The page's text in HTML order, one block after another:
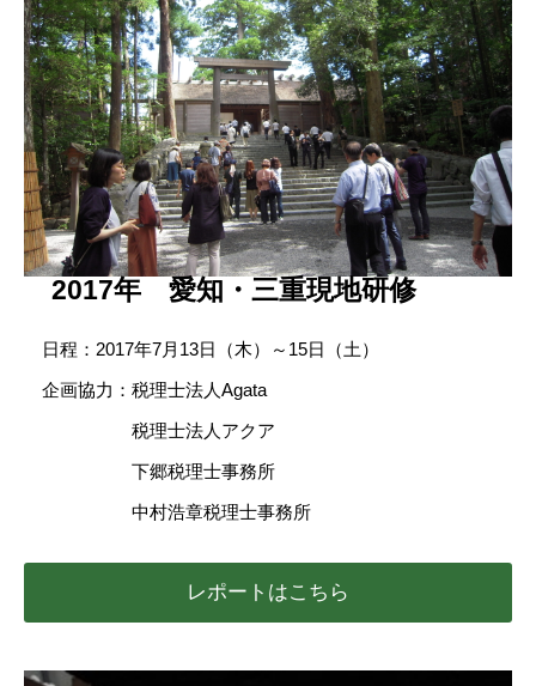
2017年 愛知・三重現地研修
日程：2017年7月13日（木）～15日（土）
企画協力：税理士法人Agata
税理士法人アクア
下郷税理士事務所
中村浩章税理士事務所
レポートはこちら